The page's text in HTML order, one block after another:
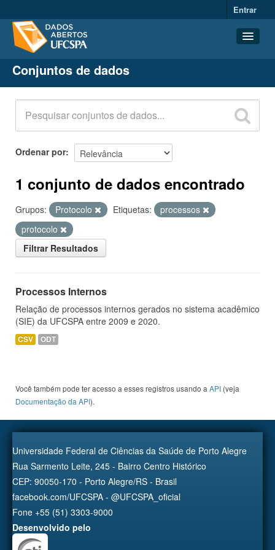
Entrar
Conjuntos de dados
Organizações
Grupos
Sobre
Conjuntos de dados
Ordenar por
1 conjunto de dados encontrado
Grupos: Protocolo Etiquetas:
processos
protocolo
Filtrar Resultados
Processos Internos
Relação de processos internos gerados no sistema acadêmico
(SIE) da UFCSPA entre 2009 e 2020.
CSV ODT
Você também pode ter acesso a esses registros usando a API (veja
Documentação da API).
Universidade Federal de Ciências da Saúde de Porto Alegre
Rua Sarmento Leite, 245 - Bairro Centro Histórico
CEP: 90050-170 - Porto Alegre/RS - Brasil
facebook.com/UFCSPA - @UFCSPA_oficial
Fone +55 (51) 3303-9000
Desenvolvido pelo